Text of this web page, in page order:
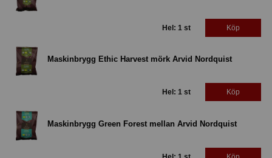
Hel: 1 st Köp
Maskinbrygg Ethic Harvest mörk Arvid Nordquist
Hel: 1 st Köp
Maskinbrygg Green Forest mellan Arvid Nordquist